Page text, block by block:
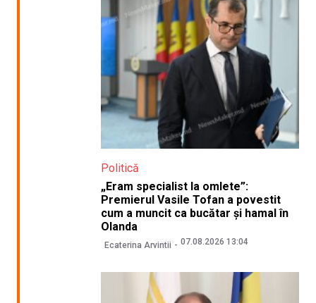
Politică
„Eram specialist la omlete”:
Premierul Vasile Tofan a povestit
cum a muncit ca bucătar și hamal în
Olanda
Ecaterina Arvintii 07.08.2026 13:04